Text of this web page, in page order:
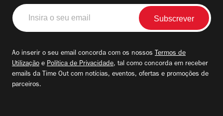
Insira
o
seu
Ao inserir o seu email concorda com os nossos Termos de
Utilização e Política de Privacidade, tal como concorda em receber
emails da Time Out com notícias, eventos, ofertas e promoções de
parceiros.